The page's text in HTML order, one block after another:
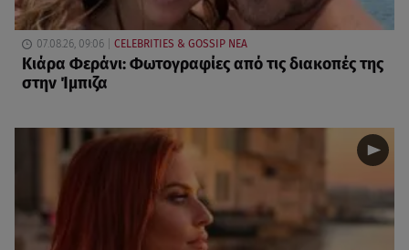
07.08.26, 09:06 CELEBRITIES & GOSSIP ΝΕΑ
Κιάρα Φεράνι: Φωτογραφίες από τις διακοπές της
στην Ίμπιζα